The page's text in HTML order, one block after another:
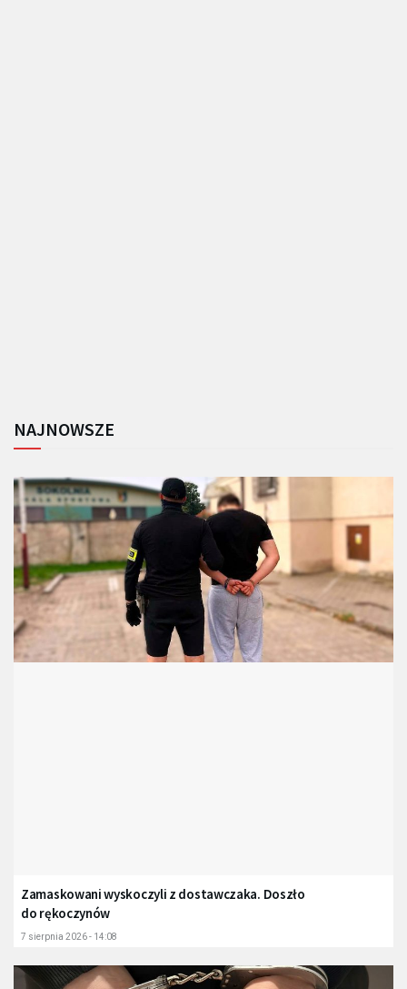
NAJNOWSZE
Zamaskowani wyskoczyli z dostawczaka. Doszło
do rękoczynów
7 sierpnia 2026 - 14:08